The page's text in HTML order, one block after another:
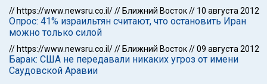
// https://www.newsru.co.il/// Ближний Восток// 10 августа 2012
Опрос: 41% израильтян считают, что остановить Иран
можно только силой
// https://www.newsru.co.il/// Ближний Восток//09 августа 2012
Барак: США не передавали никаких угроз от имени
Саудовской Аравии